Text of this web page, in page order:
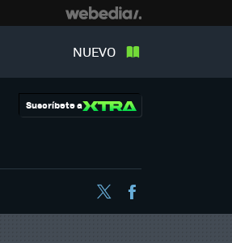
NUEVO
Suscríbete a
Twitter